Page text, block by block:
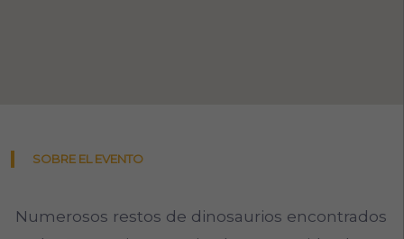
SOBRE EL EVENTO
Numerosos restos de dinosaurios encontrados